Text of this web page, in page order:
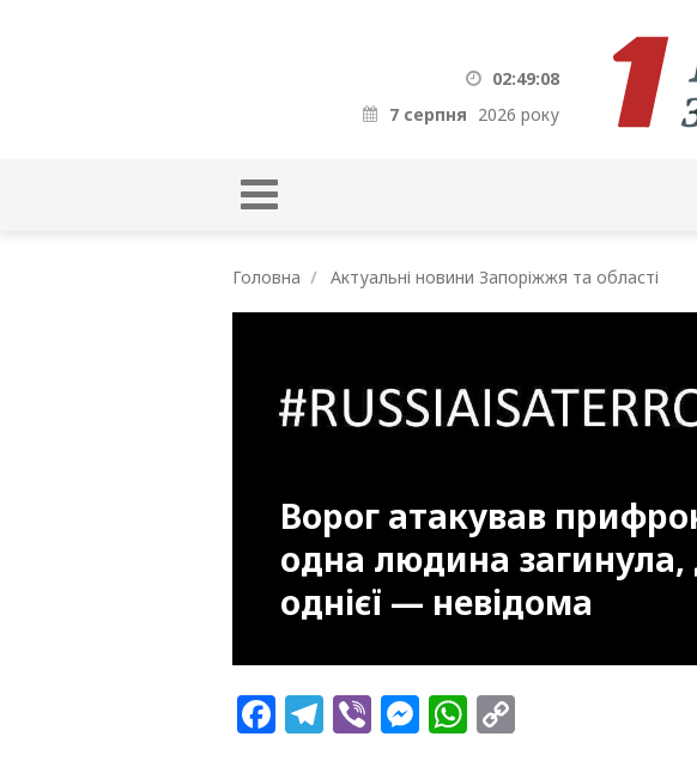
02:49:09
7 серпня 2026 року
Головна Актуальні новини Запоріжжя та області
Ворог атакував
одна людина
однієї — невідома
Facebook
Telegram
ViberMessenger
WhatsApp